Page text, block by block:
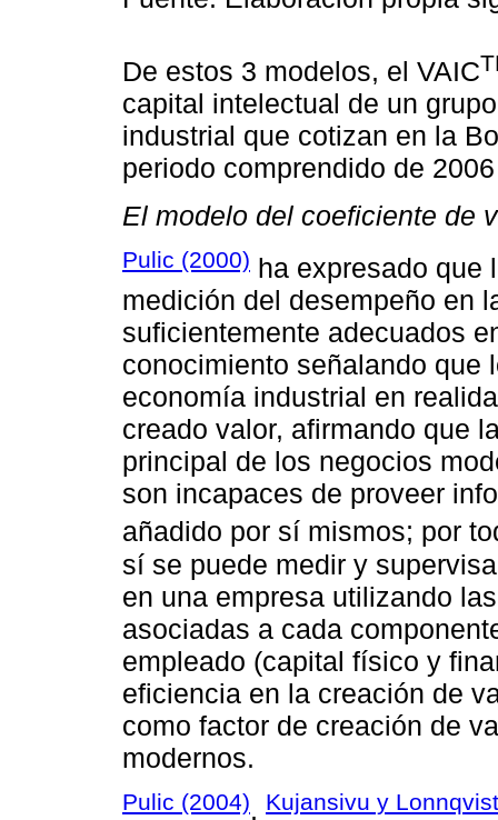
De estos 3 modelos, el VAIC
capital intelectual de un
industrial que cotizan en la
periodo comprendido de
El modelo del coeficiente de
Pulic (2000) ha expresado que
medición del desempeño en
suficientemente adecuados
conocimiento señalando que
economía industrial en
creado valor, afirmando que
principal de los negocios
son incapaces de proveer
añadido por sí mismos; por
sí se puede medir y
en una empresa utilizando
asociadas a cada
empleado (capital físico y
eficiencia en la creación de
como factor de creación de
modernos.
Pulic (2004), Kujansivu y